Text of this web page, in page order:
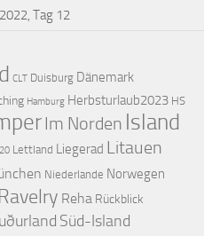
Tag 12
CLT Duisburg Dänemark
Hamburg Herbsturlaub2023 HS
Im Norden Island
Lettland Liegerad Litauen
Niederlande Norwegen
Ravelry Reha Rückblick
Süd-Island